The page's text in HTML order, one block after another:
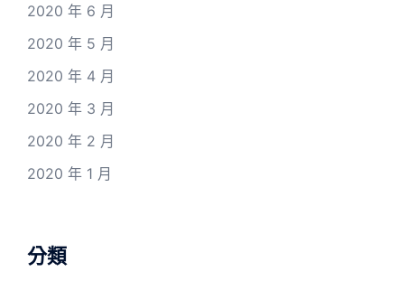
2020 年 6 月
2020 年 5 月
2020 年 4 月
2020 年 3 月
2020 年 2 月
2020 年 1 月
分類